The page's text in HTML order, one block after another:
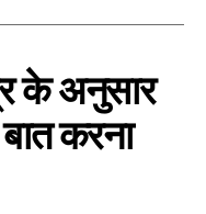
के अनुसार
करना